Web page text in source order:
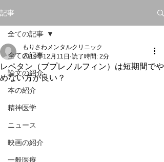
記事
全ての記事
論文の紹介
本の紹介
精神医学
ニュース
映画の紹介
一般医療
全ての記事
レペタン（ブプレノルフィン）は短期間でや
めない方が良い？
もりさわメンタルクリニック
2019年12月11日 読了時間: 2分